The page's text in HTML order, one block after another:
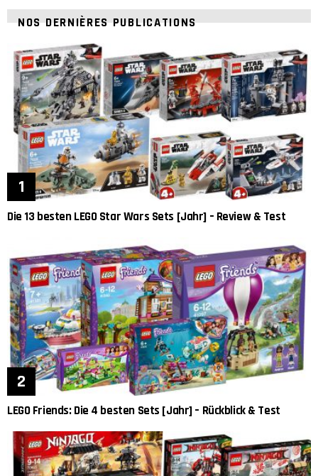
NOS DERNIÈRES PUBLICATIONS
Die 13 besten LEGO Star Wars Sets [Jahr] – Review & Test
LEGO Friends: Die 4 besten Sets [Jahr] – Rückblick & Test